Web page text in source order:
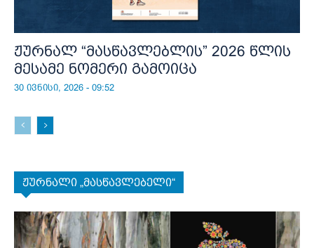
ჟურნალ “მასწავლებლის” 2026 წლის
მესამე ნომერი გამოიცა
30 ივნისი, 2026 - 09:52
ჟურნალი „მასწავლებელი“